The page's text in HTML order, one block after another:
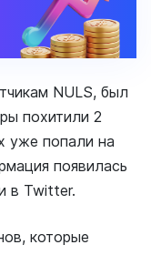
NULS, был
похитили 2
уже попали на
появилась
в Twitter.
которые